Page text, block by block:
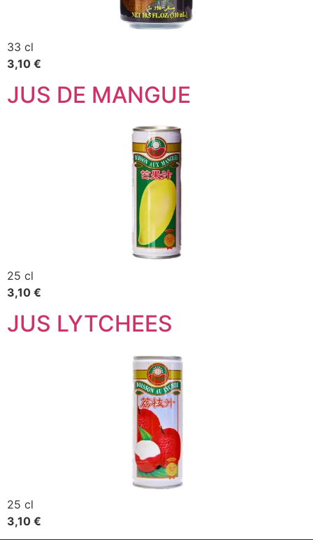
33 cl
3,10 €
JUS DE MANGUE
25 cl
3,10 €
JUS LYTCHEES
25 cl
3,10 €